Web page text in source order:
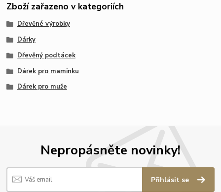
Zboží zařazeno v kategoriích
Dřevěné výrobky
Dárky
Dřevěný podtácek
Dárek pro maminku
Dárek pro muže
Nepropásněte novinky!
Přihlásit se